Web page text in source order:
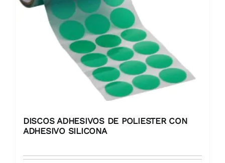
DISCOS ADHESIVOS DE POLIESTER CON
ADHESIVO SILICONA